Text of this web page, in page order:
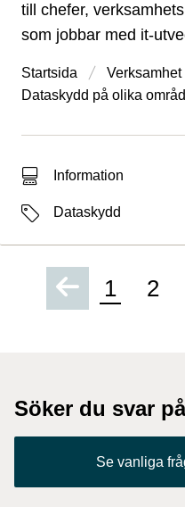
till chefer,
som jobbar med it-
Startsida Verksamhet
Dataskydd på olika
Typ av sökträff
Information
EtiketterDataskydd
1 2
Söker du svar
Se vanliga